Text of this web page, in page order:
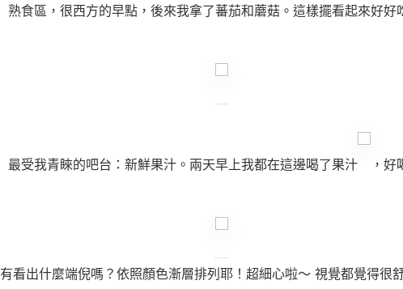
熟食區，很西方的早點，後來我拿了蕃茄和蘑菇。這樣擺看起來好好
最受我青睞的吧台：新鮮果汁。兩天早上我都在這邊喝了果汁 ，好
有看出什麼端倪嗎？依照顏色漸層排列耶！超細心啦～ 視覺都覺得很